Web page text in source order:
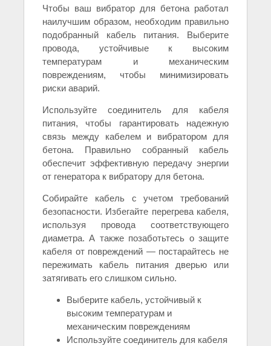
Чтобы ваш вибратор для бетона работал
наилучшим образом, необходим правильно
подобранный кабель питания. Выберите
провода, устойчивые к высоким
температурам и механическим
повреждениям, чтобы минимизировать
риски аварий.
Используйте соединитель для кабеля
питания, чтобы гарантировать надежную
связь между кабелем и вибратором для
бетона. Правильно собранный кабель
обеспечит эффективную передачу энергии
от генератора к вибратору для бетона.
Собирайте кабель с учетом требований
безопасности. Избегайте перегрева кабеля,
используя провода соответствующего
диаметра. А также позаботьтесь о защите
кабеля от повреждений — постарайтесь не
пережимать кабель питания дверью или
затягивать его слишком сильно.
Выберите кабель, устойчивый к
высоким температурам и
механическим повреждениям
Используйте соединитель для кабеля